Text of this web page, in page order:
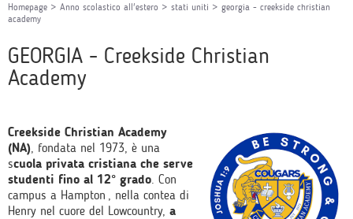
Homepage > Anno scolastico all'estero > stati uniti > georgia - creekside christian
academy
GEORGIA - Creekside Christian
Academy
Creekside Christian Academy
(NA), fondata nel 1973, è una
scuola privata cristiana che serve
studenti fino al 12° grado. Con
campus a Hampton , nella contea di
Henry nel cuore del Lowcountry, a